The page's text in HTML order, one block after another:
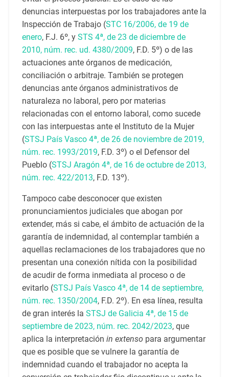
denuncias interpuestas por los trabajadores ante la
Inspección de Trabajo (STC 16/2006, de 19 de
enero, F.J. 6º, y STS 4ª, de 23 de diciembre de
2010, núm. rec. ud. 4380/2009, F.D. 5º) o de las
actuaciones ante órganos de medicación,
conciliación o arbitraje. También se protegen
denuncias ante órganos administrativos de
naturaleza no laboral, pero por materias
relacionadas con el entorno laboral, como sucede
con las interpuestas ante el Instituto de la Mujer
(STSJ País Vasco 4ª, de 26 de noviembre de 2019,
núm. rec. 1993/2019, F.D. 3º) o el Defensor del
Pueblo (STSJ Aragón 4ª, de 16 de octubre de 2013,
núm. rec. 422/2013, F.D. 13º).
Tampoco cabe desconocer que existen
pronunciamientos judiciales que abogan por
extender, más si cabe, el ámbito de actuación de la
garantía de indemnidad, al contemplar también a
aquellas reclamaciones de los trabajadores que no
presentan una conexión nítida con la posibilidad
de acudir de forma inmediata al proceso o de
evitarlo (STSJ País Vasco 4ª, de 14 de septiembre,
núm. rec. 1350/2004, F.D. 2º). En esa línea, resulta
de gran interés la STSJ de Galicia 4ª, de 15 de
septiembre de 2023, núm. rec. 2042/2023, que
aplica la interpretación in extenso para argumentar
que es posible que se vulnere la garantía de
indemnidad cuando el trabajador no acepta la